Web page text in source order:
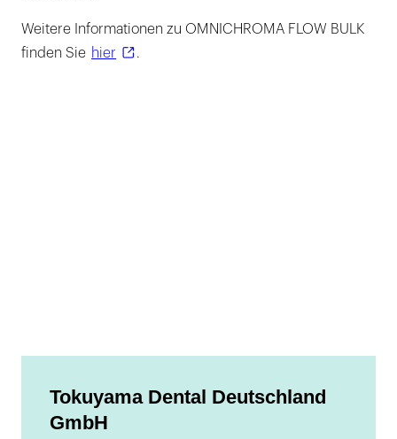
Weitere Informationen zu OMNICHROMA FLOW BULK
finden Sie hier .
Tokuyama Dental Deutschland
GmbH